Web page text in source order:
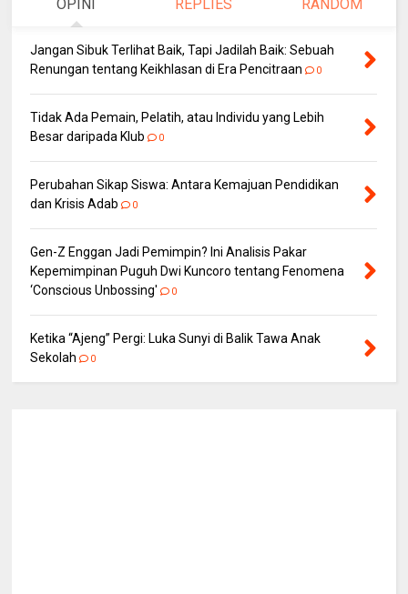
OPINI REPLIES RANDOM
Jangan Sibuk Terlihat Baik, Tapi Jadilah Baik: Sebuah
Renungan tentang Keikhlasan di Era Pencitraan
0
Tidak Ada Pemain, Pelatih, atau Individu yang Lebih
Besar daripada Klub
0
Perubahan Sikap Siswa: Antara Kemajuan Pendidikan
dan Krisis Adab
0
Gen-Z Enggan Jadi Pemimpin? Ini Analisis Pakar
Kepemimpinan Puguh Dwi Kuncoro tentang Fenomena
‘Conscious Unbossing'
0
Ketika “Ajeng” Pergi: Luka Sunyi di Balik Tawa Anak
Sekolah
0